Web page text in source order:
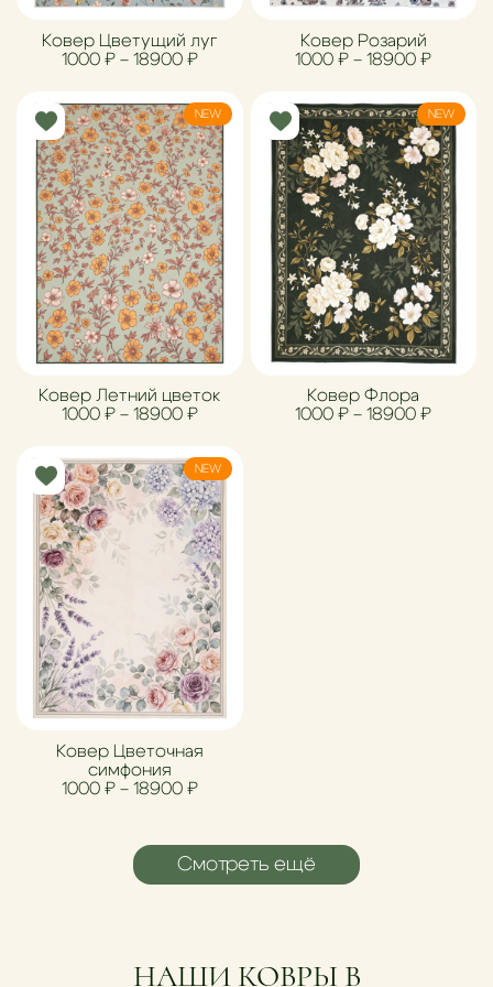
Ковер Цветущий луг
1000 ₽ – 18900 ₽Диапазон цен: 1000 ₽ – 18900 ₽
Ковер Розарий
1000₽ – 18900₽
Ковер Летний цветок
1000 ₽ – 18900 ₽Диапазон цен: 1000 ₽ – 18900 ₽
NEW
Ковер Флора
1000₽ – 18900₽
NEW
Ковер Цветочная
симфония
1000 ₽ – 18900 ₽Диапазон цен: 1000 ₽ – 18900 ₽
NEW
Смотреть ещё
НАШИ КОВРЫ В